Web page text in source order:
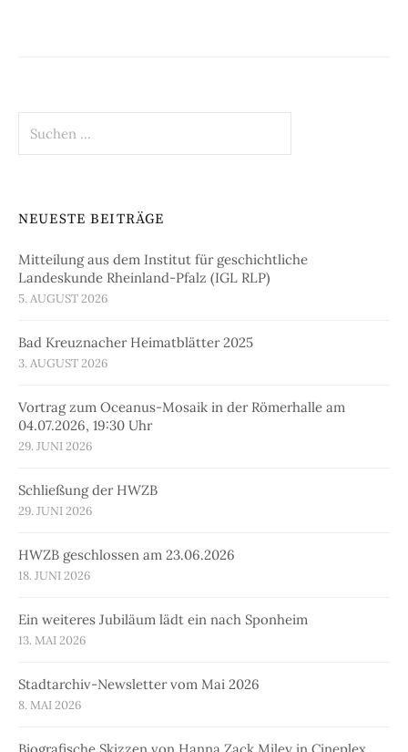
nach:
NEUESTE BEITRÄGE
Mitteilung aus dem Institut für geschichtliche
Landeskunde Rheinland-Pfalz (IGL RLP)
5. AUGUST 2026
Bad Kreuznacher Heimatblätter 2025
3. AUGUST 2026
Vortrag zum Oceanus-Mosaik in der Römerhalle am
04.07.2026, 19:30 Uhr
29. JUNI 2026
Schließung der HWZB
29. JUNI 2026
HWZB geschlossen am 23.06.2026
18. JUNI 2026
Ein weiteres Jubiläum lädt ein nach Sponheim
13. MAI 2026
Stadtarchiv-Newsletter vom Mai 2026
8. MAI 2026